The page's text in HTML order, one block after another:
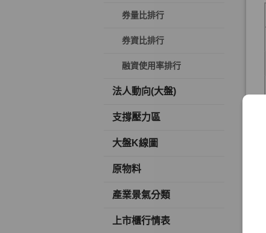
券量比排行
券資比排行
融資使用率排行
法人動向(大盤)
支撐壓力區
大盤K線圖
原物料
產業景氣分類
上市櫃行情表